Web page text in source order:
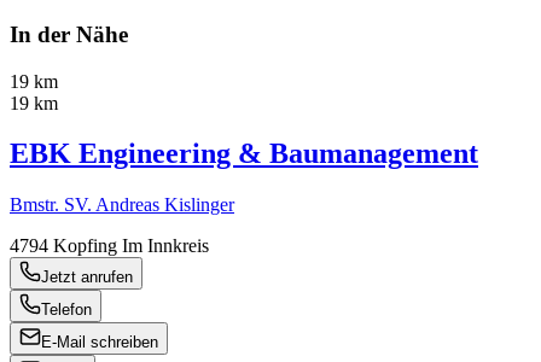
In der Nähe
19 km
19 km
EBK Engineering & Baumanagement
Bmstr. SV. Andreas Kislinger
4794 Kopfing Im Innkreis
Jetzt anrufen
Telefon
E-Mail schreiben